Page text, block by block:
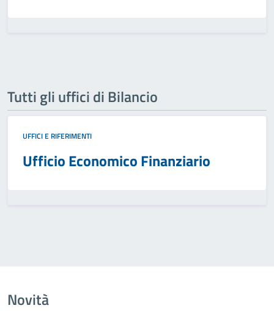
Tutti gli uffici di Bilancio
UFFICI E RIFERIMENTI
Ufficio Economico Finanziario
Novità